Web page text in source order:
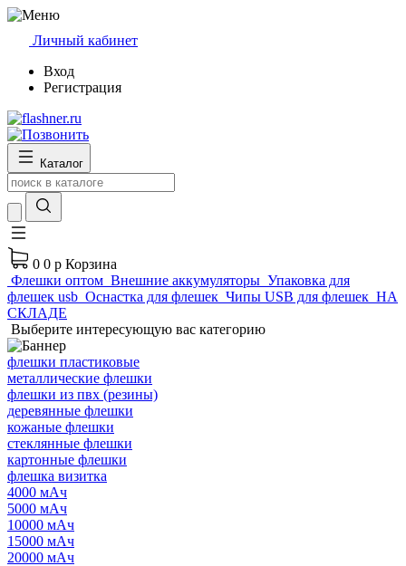
Личный кабинет
Вход
Регистрация
Каталог
0 0 р Корзина
Флешки оптом Внешние аккумуляторы Упаковка для
флешек usb Оснастка для флешек Чипы USB для флешек НА
СКЛАДЕ
Выберите интересующую вас категорию
флешки пластиковые
металлические флешки
флешки из пвх (резины)
деревянные флешки
кожаные флешки
стеклянные флешки
картонные флешки
флешка визитка
4000 мАч
5000 мАч
10000 мАч
15000 мАч
20000 мАч